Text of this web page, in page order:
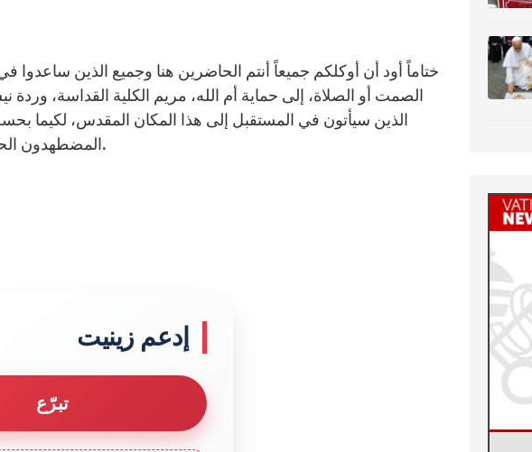
ختاماً أود أن أوكلكم جميعاً أنتم الحاضرين هنا وجميع الذين ساعدوا
الصمت أو الصلاة، إلى حماية أم الله، مريم الكلية القداسة، وردة
الذين سيأتون في المستقبل إلى هذا المكان المقدس، لكيما
المضطهدون الحرية الحقيقية، ويتخذ جميع البشر كرامة أبناء الله. آمين.
إدعم زينيت
تبرّع